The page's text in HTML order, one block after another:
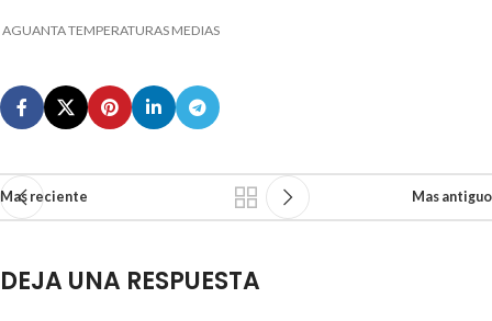
AGUANTA TEMPERATURAS MEDIAS
Mas reciente Mas antiguo
DEJA UNA RESPUESTA